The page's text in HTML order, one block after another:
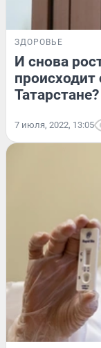
ЗДОРОВЬЕ
И снова
происходит
Татарстане?
7 июля, 2022, 13:05